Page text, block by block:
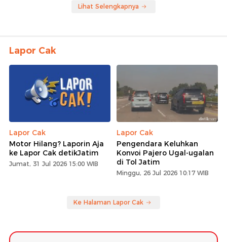
Lihat Selengkapnya
Lapor Cak
Lapor Cak
Motor Hilang? Laporin Aja
ke Lapor Cak detikJatim
Jumat, 31 Jul 2026 15:00 WIB
Lapor Cak
Pengendara Keluhkan
Konvoi Pajero Ugal-ugalan
di Tol Jatim
Minggu, 26 Jul 2026 10:17 WIB
Ke Halaman Lapor Cak